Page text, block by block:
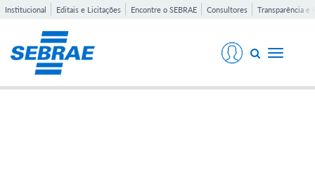
Institucional Editais e Licitações Encontre o SEBRAE Consultores Transparência e
Toggle